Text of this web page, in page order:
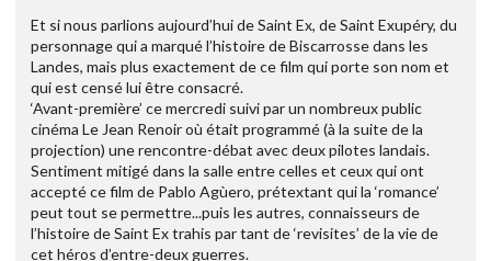
Et si nous parlions aujourd’hui de Saint Ex, de Saint Exupéry, du
personnage qui a marqué l’histoire de Biscarrosse dans les
Landes, mais plus exactement de ce film qui porte son nom et
qui est censé lui être consacré.
‘Avant-première’ ce mercredi suivi par un nombreux public
cinéma Le Jean Renoir où était programmé (à la suite de la
projection) une rencontre-débat avec deux pilotes landais.
Sentiment mitigé dans la salle entre celles et ceux qui ont
accepté ce film de Pablo Agùero, prétextant qui la ‘romance’
peut tout se permettre...puis les autres, connaisseurs de
l’histoire de Saint Ex trahis par tant de ‘revisites’ de la vie de
cet héros d’entre-deux guerres.